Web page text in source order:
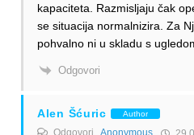
kapaciteta. Razmisljaju čak
se situacija normalnizira. Za
pohvalno ni u skladu s
Odgovori
Alen Šćuric Author